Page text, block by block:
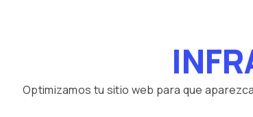
Optimizamos tu sitio web para que